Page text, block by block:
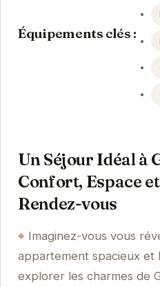
Équipements clés :
Un Séjour Idéal à
Confort, Espace
Rendez-vous
Imaginez-vous vous
appartement spacieux et
explorer les charmes de